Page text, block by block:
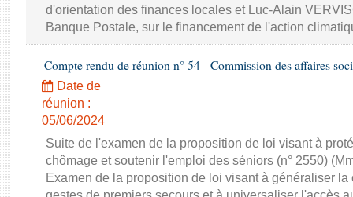
Questions écrites et orales
Comptes rendus des débats
d'orientation des finances locales et Luc-Alain
Banque Postale, sur le financement de l'action
Compte rendu de réunion n° 54 - Commission des affaires
Date de
réunion :
05/06/2024
Suite de l'examen de la proposition de loi visant à
chômage et soutenir l'emploi des séniors (n° 2550)
Examen de la proposition de loi visant à généraliser